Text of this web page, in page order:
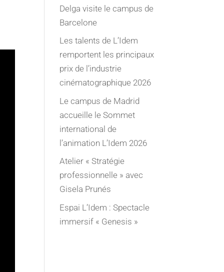
Delga visite le campus de
Barcelone
Les talents de L’Idem
remportent les principaux
prix de l’industrie
cinématographique 2026
Le campus de Madrid
accueille le Sommet
international de
l’animation L’Idem 2026
Atelier « Stratégie
professionnelle » avec
Gisela Prunés
Espai L’Idem : Spectacle
immersif « Genesis »